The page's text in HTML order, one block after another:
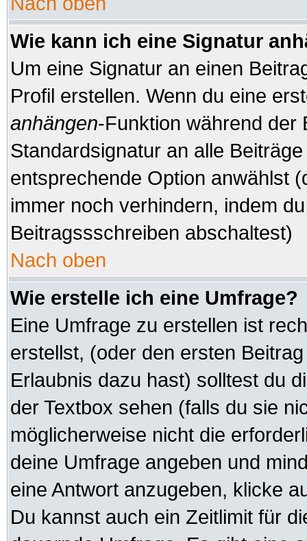
Wie kann ich eine Signatur
Um eine Signatur an einen
Profil erstellen. Wenn du eine
anhängen-Funktion während der
Standardsignatur an alle
entsprechende Option anwählst
immer noch verhindern, indem
Beitragssschreiben abschaltest)
Nach oben
Wie erstelle ich eine Umfrage?
Eine Umfrage zu erstellen ist
erstellst, (oder den ersten
Erlaubnis dazu hast) solltest du
der Textbox sehen (falls du sie
möglicherweise nicht die
deine Umfrage angeben und
eine Antwort anzugeben, klicke
Du kannst auch ein Zeitlimit für